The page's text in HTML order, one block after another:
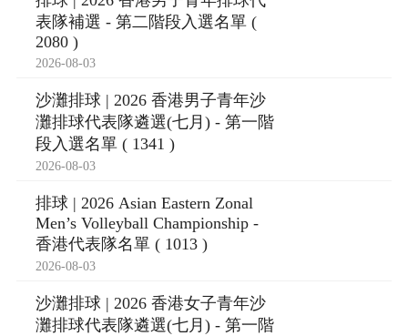
表隊補選 - 第二階段入選名單 (
2080 )
2026-08-03
沙灘排球 | 2026 香港男子青年沙
灘排球代表隊遴選(七月) - 第一階
段入選名單 ( 1341 )
2026-08-03
排球 | 2026 Asian Eastern Zonal
Men’s Volleyball Championship -
香港代表隊名單 ( 1013 )
2026-08-03
沙灘排球 | 2026 香港女子青年沙
灘排球代表隊遴選(七月) - 第一階